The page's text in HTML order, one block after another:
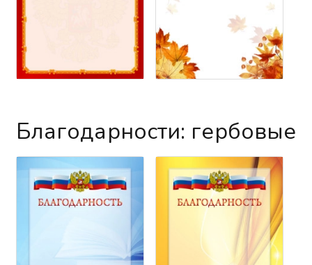
Благодарности: гербовые